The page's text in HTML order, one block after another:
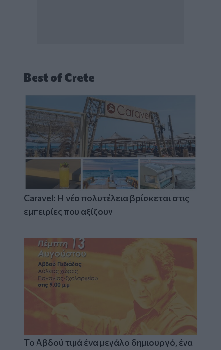
Best of Crete
Caravel: Η νέα πολυτέλεια βρίσκεται στις
εμπειρίες που αξίζουν
Το Αβδού τιμά ένα μεγάλο δημιουργό, ένα